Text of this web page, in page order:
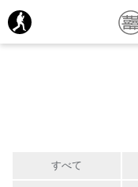
すべて